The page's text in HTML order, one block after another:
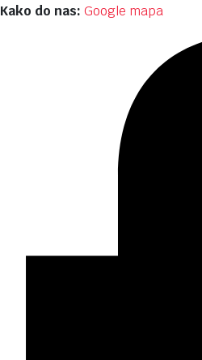
Kako do nas: Google mapa